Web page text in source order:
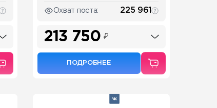
Охват поста: 225 961
213 750 ₽
ПОДРОБНЕЕ